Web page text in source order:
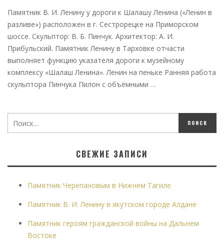
Памятник В. И. Ленину у дороги к Шалашу Ленина («Ленин в
разливе») расположен в г. Сестрорецке на Приморском
шоссе. Скульптор: В. Б. Пинчук. Архитектор: А. И.
Прибульский. Памятник Ленину в Тарховке отчасти
выполняет функцию указателя дороги к музейному
комплексу «Шалаш Ленина». Ленин на пеньке Ранняя работа
скульптора Пинчука Пилон с объёмными …
СВЕЖИЕ ЗАПИСИ
Памятник Черепановым в Нижнем Тагиле
Памятник В. И. Ленину в якутском городе Алдане
Памятник героям гражданской войны на Дальнем
Востоке